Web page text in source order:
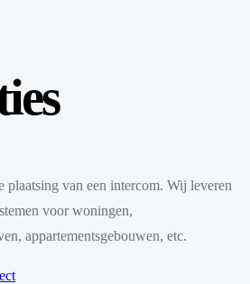
plaatsing van een intercom. Wij leveren
voor woningen,
appartementsgebouwen, etc.